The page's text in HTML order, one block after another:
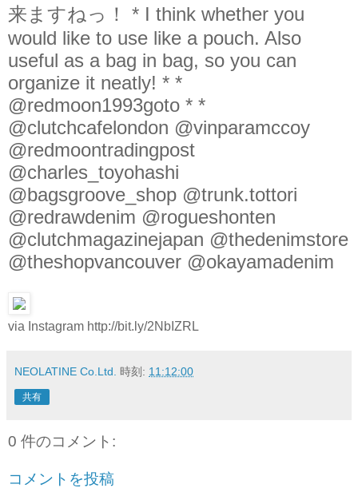
来ますねっ！ * I think whether you
would like to use like a pouch. Also
useful as a bag in bag, so you can
organize it neatly! * *
@redmoon1993goto * *
@clutchcafelondon @vinparamccoy
@redmoontradingpost
@charles_toyohashi
@bagsgroove_shop @trunk.tottori
@redrawdenim @rogueshonten
@clutchmagazinejapan @thedenimstore
@theshopvancouver @okayamadenim
via Instagram http://bit.ly/2NbIZRL
NEOLATINE Co.Ltd. 時刻: 11:12:00
共有
0 件のコメント:
コメントを投稿